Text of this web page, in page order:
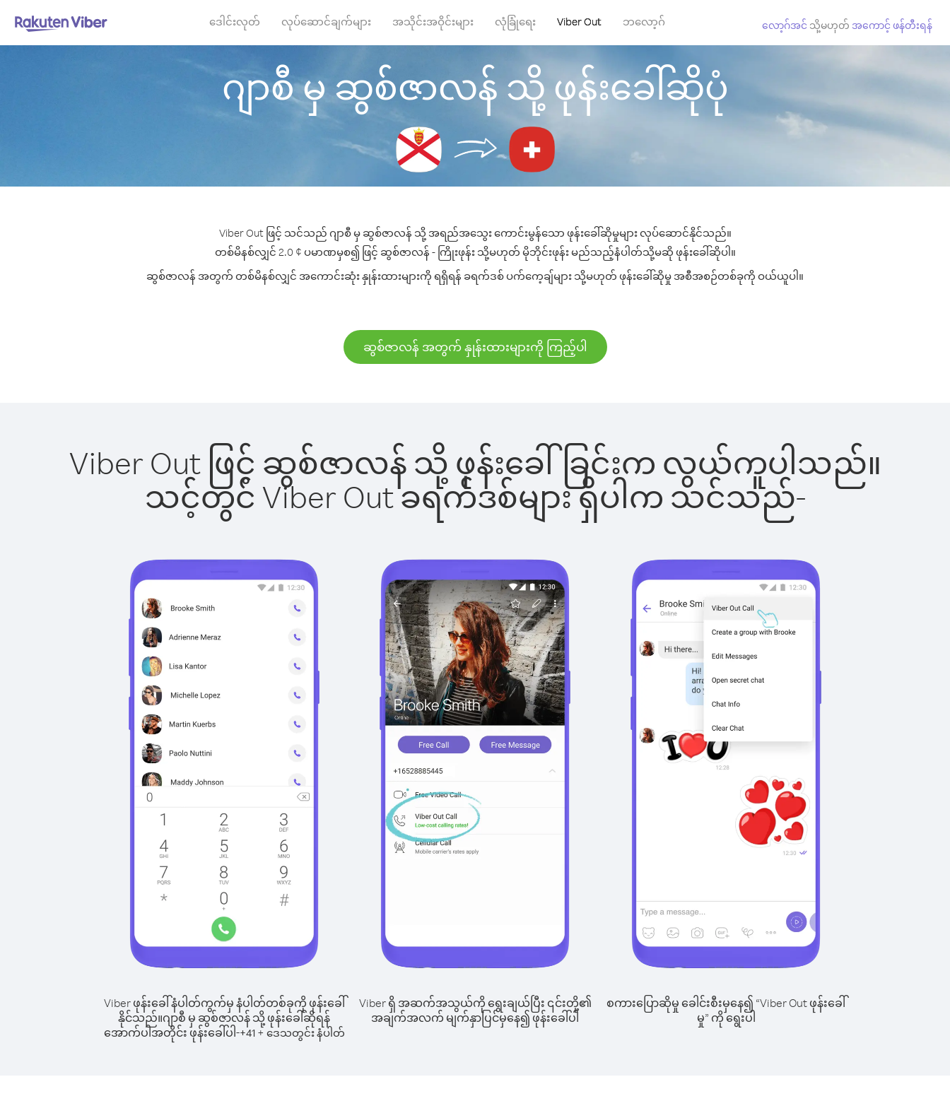
ဒေါင်းလုတ် လုပ်ဆောင်ချက်များ အသိုင်းအဝိုင်းများ လုံခြုံရေး Viber Out ဘလော့ဂ် လော့ဂ်အင် သို့မဟုတ် အကောင့် ဖန်တီးရန်
ဂျာစီ မှ ဆွစ်ဇာလန် သို့ ဖုန်းခေါ်ဆိုပုံ
Viber Out ဖြင့် သင်သည် ဂျာစီ မှ ဆွစ်ဇာလန် သို့ အရည်အသွေး ကောင်းမွန်သော ဖုန်းခေါ်ဆိုမှုများ လုပ်ဆောင်နိုင်သည်။
တစ်မိနစ်လျှင် 2.0 ¢ ပမာဏမှစ၍ ဖြင့် ဆွစ်ဇာလန် - ကြိုးဖုန်း သို့မဟုတ် မိုဘိုင်းဖုန်း မည်သည့်နံပါတ်သို့မဆို ဖုန်းခေါ်ဆိုပါ။
ဆွစ်ဇာလန် အတွက် တစ်မိနစ်လျှင် အကောင်းဆုံး နှုန်းထားများကို ရရှိရန် ခရက်ဒစ် ပက်ကေ့ချ်များ သို့မဟုတ် ဖုန်းခေါ်ဆိုမှု အစီအစဉ်တစ်ခုကို ဝယ်ယူပါ။
ဆွစ်ဇာလန် အတွက် နှုန်းထားများကို ကြည့်ပါ
Viber Out ဖြင့် ဆွစ်ဇာလန် သို့ ဖုန်းခေါ်ခြင်းက လွယ်ကူပါသည်။
သင့်တွင် Viber Out ခရက်ဒစ်များ ရှိပါက သင်သည်-
Viber ဖုန်းခေါ်နံပါတ်ကွက်မှ နံပါတ်တစ်ခုကို ဖုန်းခေါ်
နိုင်သည်။ဂျာစီ မှ ဆွစ်ဇာလန် သို့ ဖုန်းခေါ်ဆိုရန်
အောက်ပါအတိုင်း ဖုန်းခေါ်ပါ-+41+ ဒေသတွင်း နံပါတ်
Viber ရှိ အဆက်အသွယ်ကို ရွေးချယ်ပြီး ၎င်းတို့၏
အချက်အလက် မျက်နှာပြင်မှနေ၍ ဖုန်းခေါ်ပါ
စကားပြောဆိုမှု ခေါင်းစီးမှနေ၍ “Viber Out ဖုန်းခေါ်
မှု” ကို ရွေးပါ